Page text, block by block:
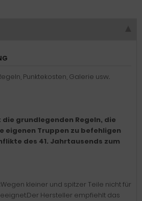
Punktekosten, Galerie usw..
grundlegenden Regeln, die
eigenen Truppen zu befehligen
des 41. Jahrtausends zum
Wegen kleiner und spitzer Teile nicht für
Hersteller empfiehlt das